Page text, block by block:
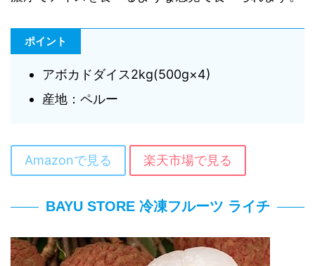
ポイント
アボカドダイス2kg(500g×4)
産地：ペルー
Amazonで見る 楽天市場で見る
BAYU STORE 冷凍フルーツ ライチ